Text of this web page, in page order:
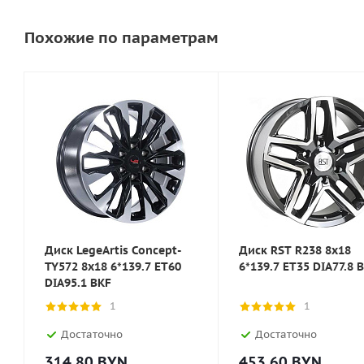
Похожие по параметрам
Диск LegeArtis Concept-
TY572 8x18 6*139.7 ET60
DIA95.1 BKF
1
Достаточно
Диск RST R238 8x18
6*139.7 ET35 DIA77.8
1
Достаточно